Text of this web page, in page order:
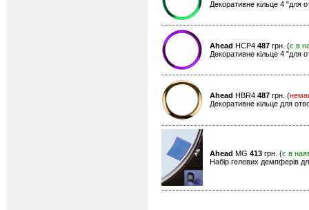
Декоративне кільце 4 "для
Ahead HCP4 487 грн. (є в
Декоративне кільце 4 "для
Ahead HBR4 487 грн. (
Декоративне кільце для
Ahead MG 413 грн. (є в
Набір гелевих демпферів